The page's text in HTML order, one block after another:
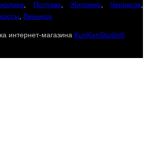
, Полтава, Житомир, Чернигов,
, Винница
интернет-магазина KunKanStudio®